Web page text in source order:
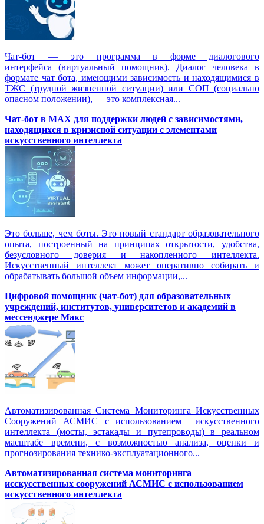
Чат-бот — это программа в форме диалогового
интерфейса (виртуальный помощник). Диалог человека в
формате чат бота, имеющими зависимость и находящимися в
ТЖС (трудной жизненной ситуации) или СОП (социально
опасном положении), — это комплексная...
Чат-бот в MAX для поддержки людей с зависимостями,
находящихся в кризисной ситуации с элементами
искусственного интеллекта
Это больше, чем боты. Это новый стандарт образовательного
опыта, построенный на принципах открытости, удобства,
безусловного доверия и накопленного интеллекта.
Искусственный интеллект может оперативно собирать и
обрабатывать большой объем информации,...
Цифровой помощник (чат-бот) для образовательных
учреждений, институтов, университетов и академий в
мессенджере Макс
Автоматизированная Система Мониторинга Искусственных
Сооружений АСМИС с использованием искусственного
интеллекта (мосты, эстакады и путепроводы) в реальном
масштабе времени, с возможностью анализа, оценки и
прогнозирования технико-эксплуатационного...
Автоматизированная система мониторинга
исскусственных сооружений АСМИС с использованием
искусственного интеллекта